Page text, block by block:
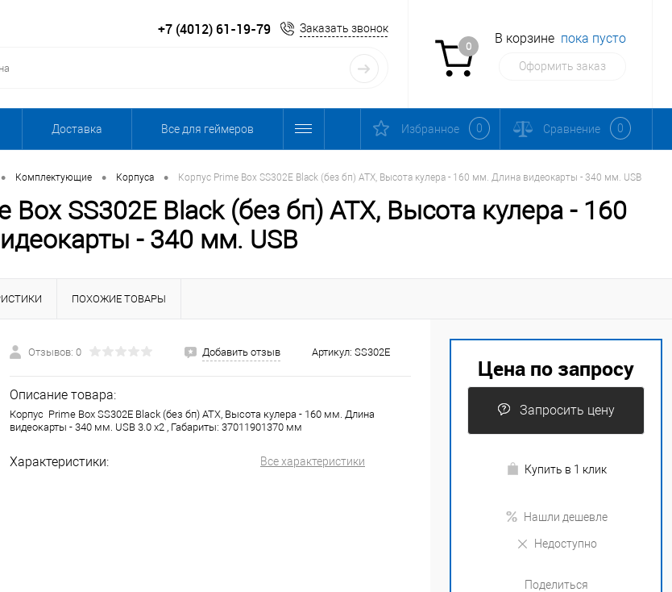
+7 (4012) 61-19-79 Заказать звонок
0
В корзине пока пусто
Оформить заказ
Доставка Все для геймеров Избранное 0 Сравнение 0
• Комплектующие • Корпуса • Корпус Prime Box SS302E Black (без бп) ATX, Высота кулера - 160 мм. Длина видеокарты - 340 мм. USB
Box SS302E Black (без бп) ATX, Высота кулера - 160
- 340 мм. USB
ПОХОЖИЕ ТОВАРЫ
Отзывов: 0 Добавить отзыв Артикул: SS302E
Описание товара:
Корпус Prime Box SS302E Black (без бп) ATX, Высота кулера - 160 мм. Длина
видеокарты - 340 мм. USB 3.0 x2 , Габариты: 37011901370 мм
Характеристики: Все характеристики
Цена по запросу
Запросить цену
Купить в 1 клик
Нашли дешевле
Недоступно
Поделиться